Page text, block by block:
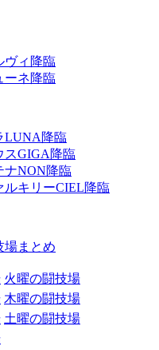
ヴィ降臨
ーネ降臨
LUNA降臨
スGIGA降臨
ナNON降臨
ルキリーCIEL降臨
場まとめ
火曜の闘技場
木曜の闘技場
土曜の闘技場